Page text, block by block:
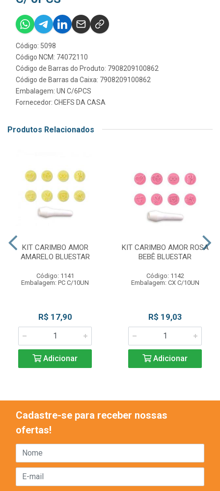
Código: 5098
Código NCM: 74072110
Código de Barras do Produto: 7908209100862
Código de Barras da Caixa: 7908209100862
Embalagem: UN C/6PCS
Fornecedor: CHEFS DA CASA
Produtos Relacionados
KIT CARIMBO AMOR
AMARELO BLUESTAR
Código: 1141
Embalagem: PC C/10UN
R$ 17,90
Adicionar
KIT CARIMBO AMOR ROSA
BEBÊ BLUESTAR
Código: 1142
Embalagem: CX C/10UN
R$ 19,03
Adicionar
Cadastre-se para receber nossas
ofertas!